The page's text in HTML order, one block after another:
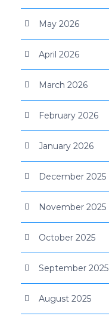
May 2026
April 2026
March 2026
February 2026
January 2026
December 2025
November 2025
October 2025
September 2025
August 2025